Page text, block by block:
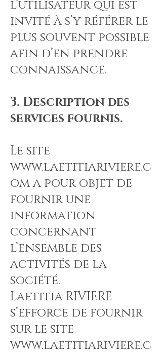
l’utilisateur qui est
invité à s’y référer le
plus souvent possible
afin d’en prendre
connaissance.
3. Description des
services fournis.
Le site
www.laetitiariviere.c
oma pour objet de
fournir une
information
concernant
l’ensemble des
activités de la
société.
Laetitia RIVIERE
s’efforce de fournir
sur le site
www.laetitiariviere.c